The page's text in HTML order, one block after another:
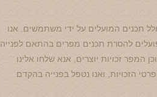
תכנים המועלים על ידי משתמשים. אנו
להסרת תכנים מפרים בהתאם לפנייה
זכויות יוצרים, אנא שלחו אלינו
הזכויות, ואנו נטפל בפנייה בהקדם